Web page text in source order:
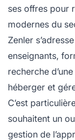
ses offres pour
modernes du
Zenler
enseignants,
recherche
héberger et
C’est
souhaitent un
gestion de